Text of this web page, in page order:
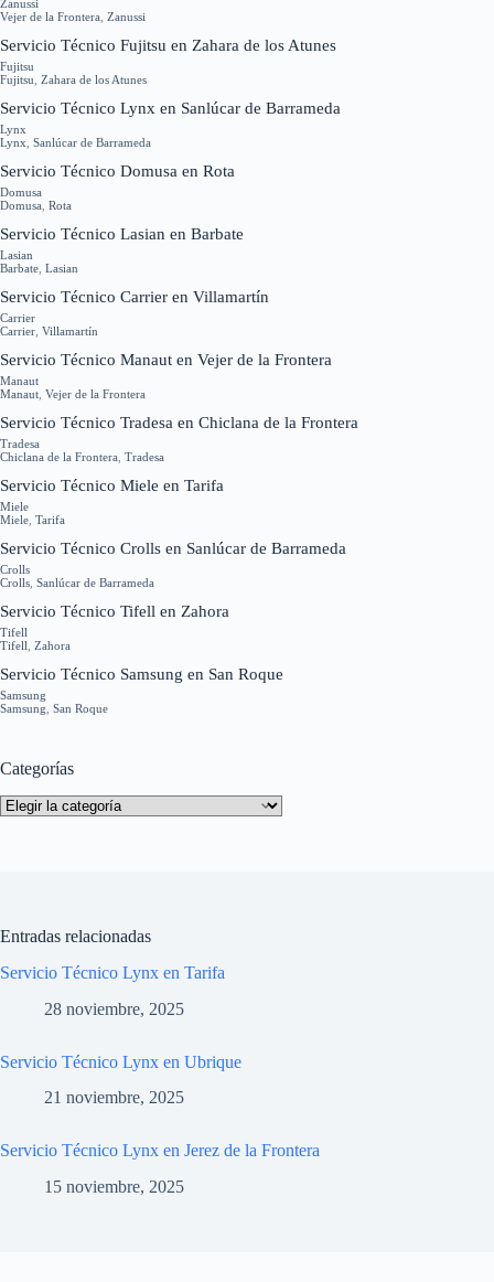
Zanussi
Vejer de la Frontera Zanussi
Servicio Técnico Fujitsu en Zahara de los Atunes
Fujitsu
Fujitsu Zahara de los Atunes
Servicio Técnico Lynx en Sanlúcar de Barrameda
Lynx
Lynx Sanlúcar de Barrameda
Servicio Técnico Domusa en Rota
Domusa
Domusa Rota
Servicio Técnico Lasian en Barbate
Lasian
Barbate Lasian
Servicio Técnico Carrier en Villamartín
Carrier
Carrier Villamartín
Servicio Técnico Manaut en Vejer de la Frontera
Manaut
Manaut Vejer de la Frontera
Servicio Técnico Tradesa en Chiclana de la Frontera
Tradesa
Chiclana de la Frontera Tradesa
Servicio Técnico Miele en Tarifa
Miele
Miele Tarifa
Servicio Técnico Crolls en Sanlúcar de Barrameda
Crolls
Crolls Sanlúcar de Barrameda
Servicio Técnico Tifell en Zahora
Tifell
Tifell Zahora
Servicio Técnico Samsung en San Roque
Samsung
Samsung San Roque
Categorías
Categorías
Entradas relacionadas
Servicio Técnico Lynx en Tarifa
28 noviembre, 2025
Servicio Técnico Lynx en Ubrique
21 noviembre, 2025
Servicio Técnico Lynx en Jerez de la Frontera
15 noviembre, 2025